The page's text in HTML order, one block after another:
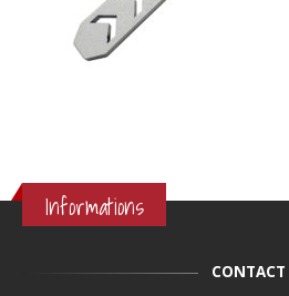
Informations
CONTACT